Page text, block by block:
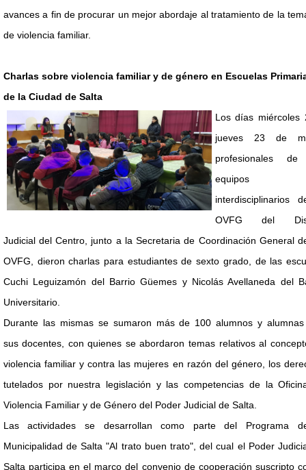
avances a fin de procurar un mejor abordaje al tratamiento de la
de violencia familiar.
Charlas sobre violencia familiar y de género en Escuelas
de la Ciudad de Salta
Los días miércoles
jueves 23 de
profesionales
equipos
interdisciplinarios
OVFG del
Judicial del Centro, junto a la Secretaria de Coordinación General
OVFG, dieron charlas para estudiantes de sexto grado, de las
Cuchi Leguizamón del Barrio Güemes y Nicolás Avellaneda del
Universitario.
Durante las mismas se sumaron más de 100 alumnos y
sus docentes, con quienes se abordaron temas relativos al
violencia familiar y contra las mujeres en razón del género, los
tutelados por nuestra legislación y las competencias de la
Violencia Familiar y de Género del Poder Judicial de Salta.
Las actividades se desarrollan como parte del Programa
Municipalidad de Salta "Al trato buen trato", del cual el Poder
Salta participa en el marco del convenio de cooperación suscripto